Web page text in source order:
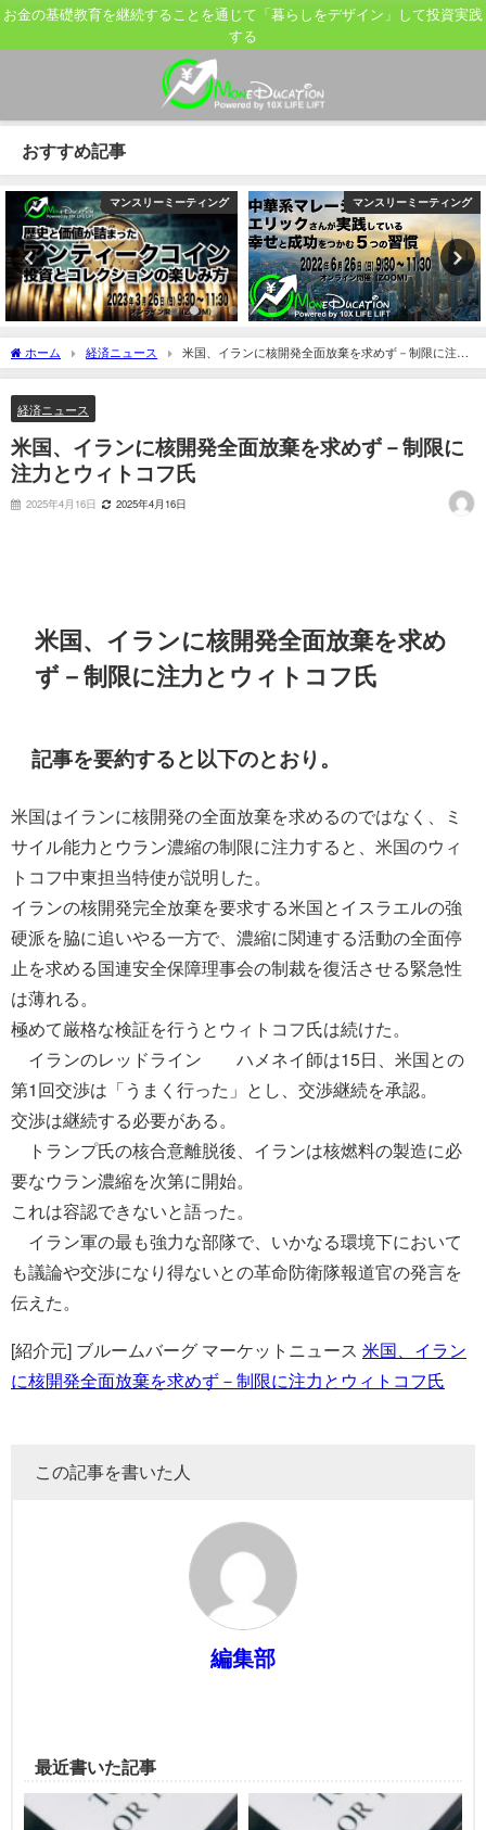
お金の基礎教育を継続することを通じて「暮らしをデザイン」して投資実践
する
おすすめ記事
マンスリーミーティング マンスリーミーティング
ホーム 経済ニュース
米国、イランに核開発全面放棄を求めず－制限に注力
とウィトコフ氏
経済ニュース
米国、イランに核開発全面放棄を求めず－制限に
注力とウィトコフ氏
2025年4月16日 2025年4月16日
米国、イランに核開発全面放棄を求め
ず－制限に注力とウィトコフ氏
記事を要約すると以下のとおり。
米国はイランに核開発の全面放棄を求めるのではなく、ミ
サイル能力とウラン濃縮の制限に注力すると、米国のウィ
トコフ中東担当特使が説明した。
イランの核開発完全放棄を要求する米国とイスラエルの強
硬派を脇に追いやる一方で、濃縮に関連する活動の全面停
止を求める国連安全保障理事会の制裁を復活させる緊急性
は薄れる。
極めて厳格な検証を行うとウィトコフ氏は続けた。
イランのレッドライン ハメネイ師は15日、米国との
第1回交渉は「うまく行った」とし、交渉継続を承認。
交渉は継続する必要がある。
トランプ氏の核合意離脱後、イランは核燃料の製造に必
要なウラン濃縮を次第に開始。
これは容認できないと語った。
イラン軍の最も強力な部隊で、いかなる環境下において
も議論や交渉になり得ないとの革命防衛隊報道官の発言を
伝えた。
[紹介元] ブルームバーグ マーケットニュース 米国、イラン
に核開発全面放棄を求めず－制限に注力とウィトコフ氏
この記事を書いた人
編集部
最近書いた記事